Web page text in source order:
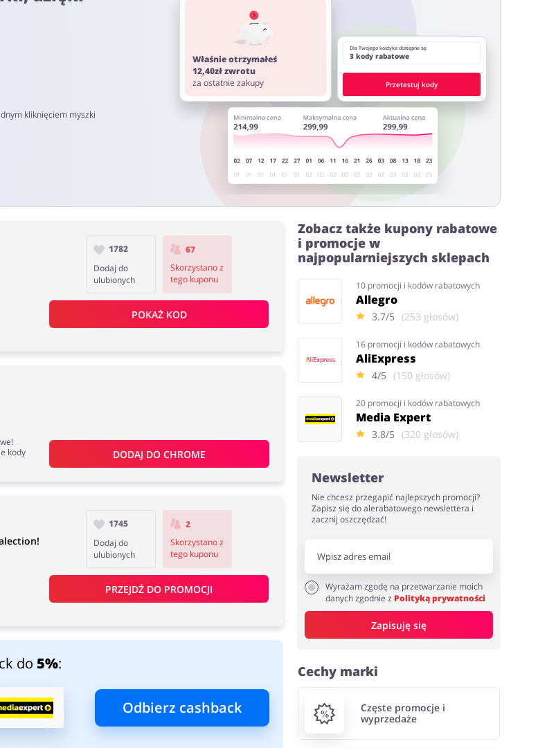
zakupem wyłączyć AdBlock oraz aby nie korzystać z innych stron lub rozszerzeń do przeglądarki
kliknięciem myszki
Właśnie otrzymałeś
12,40zł zwrotu
za ostatnie zakupy
Dla Twojego koszyka dostępne są:
3 kody rabatowe
Przetestuj kody
1782
Dodaj do
ulubionych
67
Skorzystano z
tego kuponu
POKAŻ KOD
1745
Dodaj do
ulubionych
2
Skorzystano z
tego kuponu
PRZEJDŹ DO PROMOCJI
kody
DODAJ DO CHROME
do 5%:
Odbierz cashback
Zobacz także kupony rabatowe
i promocje w
najpopularniejszych sklepach
10 promocji i kodów rabatowych
Allegro
3.7/5 (253 głosów)
16 promocji i kodów rabatowych
AliExpress
4/5 (150 głosów)
20 promocji i kodów rabatowych
Media Expert
3.8/5 (320 głosów)
Newsletter
Nie chcesz przegapić najlepszych promocji?
Zapisz się do alerabatowego newslettera i
zacznij oszczędzać!
Wyrażam zgodę na przetwarzanie moich
danych zgodnie z Polityką prywatności
Zapisuję się
Cechy marki
Częste promocje i
wyprzedaże